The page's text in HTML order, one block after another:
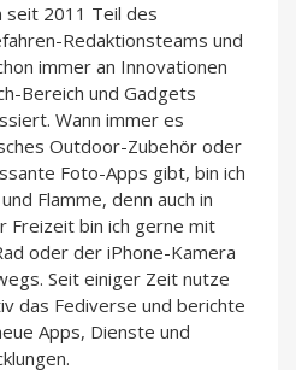
seit 2011 Teil des
Redaktionsteams und
immer an Innovationen
Bereich und Gadgets
Wann immer es
Outdoor-Zubehör oder
Foto-Apps gibt, bin ich
Flamme, denn auch in
Freizeit bin ich gerne mit
oder der iPhone-Kamera
Seit einiger Zeit nutze
das Fediverse und berichte
Apps, Dienste und